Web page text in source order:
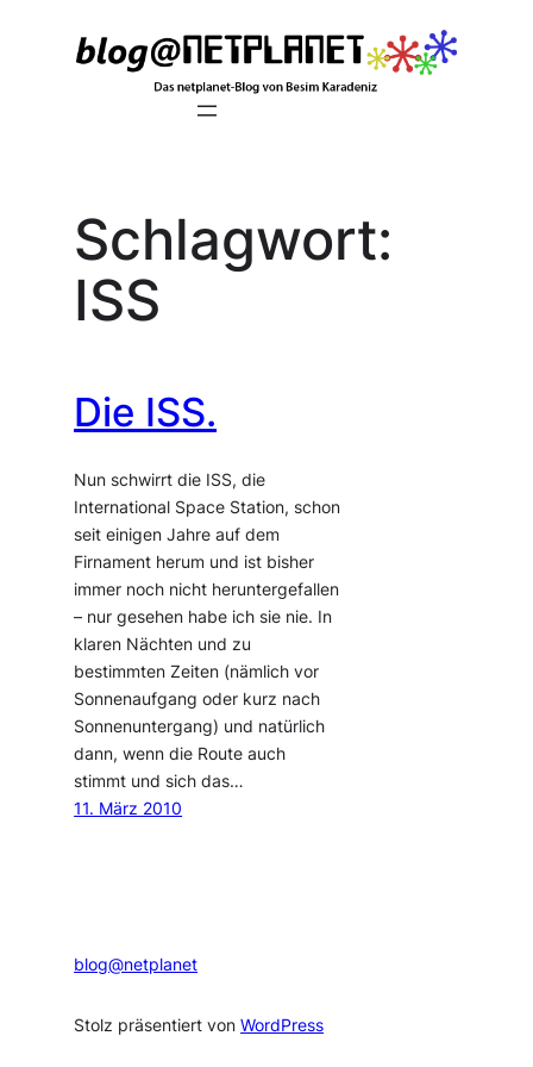
Schlagwort:
ISS
Die ISS.
Nun schwirrt die ISS, die
International Space Station, schon
seit einigen Jahre auf dem
Firnament herum und ist bisher
immer noch nicht heruntergefallen
– nur gesehen habe ich sie nie. In
klaren Nächten und zu
bestimmten Zeiten (nämlich vor
Sonnenaufgang oder kurz nach
Sonnenuntergang) und natürlich
dann, wenn die Route auch
stimmt und sich das…
11. März 2010
blog@netplanet
Stolz präsentiert vonWordPress